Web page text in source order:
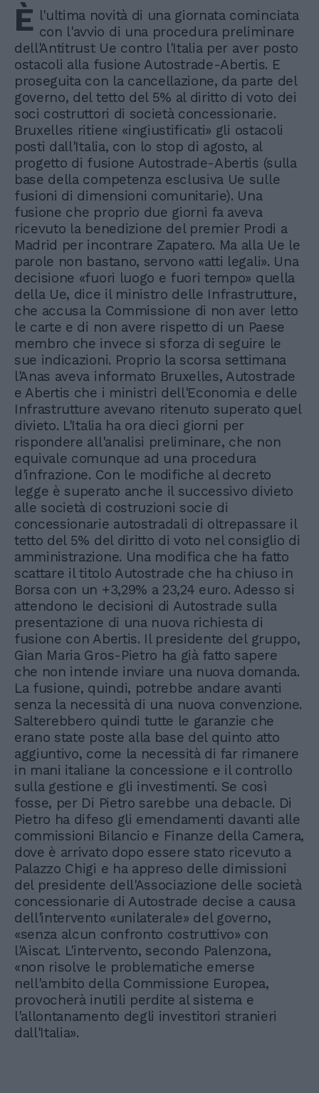
È l'ultima novità di una giornata cominciata
con l'avvio di una procedura preliminare
dell'Antitrust Ue contro l'Italia per aver posto
ostacoli alla fusione Autostrade-Abertis. E
proseguita con la cancellazione, da parte del
governo, del tetto del 5% al diritto di voto dei
soci costruttori di società concessionarie.
Bruxelles ritiene «ingiustificati» gli ostacoli
posti dall'Italia, con lo stop di agosto, al
progetto di fusione Autostrade-Abertis (sulla
base della competenza esclusiva Ue sulle
fusioni di dimensioni comunitarie). Una
fusione che proprio due giorni fa aveva
ricevuto la benedizione del premier Prodi a
Madrid per incontrare Zapatero. Ma alla Ue le
parole non bastano, servono «atti legali». Una
decisione «fuori luogo e fuori tempo» quella
della Ue, dice il ministro delle Infrastrutture,
che accusa la Commissione di non aver letto
le carte e di non avere rispetto di un Paese
membro che invece si sforza di seguire le
sue indicazioni. Proprio la scorsa settimana
l'Anas aveva informato Bruxelles, Autostrade
e Abertis che i ministri dell'Economia e delle
Infrastrutture avevano ritenuto superato quel
divieto. L'Italia ha ora dieci giorni per
rispondere all'analisi preliminare, che non
equivale comunque ad una procedura
d'infrazione. Con le modifiche al decreto
legge è superato anche il successivo divieto
alle società di costruzioni socie di
concessionarie autostradali di oltrepassare il
tetto del 5% del diritto di voto nel consiglio di
amministrazione. Una modifica che ha fatto
scattare il titolo Autostrade che ha chiuso in
Borsa con un +3,29% a 23,24 euro. Adesso si
attendono le decisioni di Autostrade sulla
presentazione di una nuova richiesta di
fusione con Abertis. Il presidente del gruppo,
Gian Maria Gros-Pietro ha già fatto sapere
che non intende inviare una nuova domanda.
La fusione, quindi, potrebbe andare avanti
senza la necessità di una nuova convenzione.
Salterebbero quindi tutte le garanzie che
erano state poste alla base del quinto atto
aggiuntivo, come la necessità di far rimanere
in mani italiane la concessione e il controllo
sulla gestione e gli investimenti. Se così
fosse, per Di Pietro sarebbe una debacle. Di
Pietro ha difeso gli emendamenti davanti alle
commissioni Bilancio e Finanze della Camera,
dove è arrivato dopo essere stato ricevuto a
Palazzo Chigi e ha appreso delle dimissioni
del presidente dell'Associazione delle società
concessionarie di Autostrade decise a causa
dell'intervento «unilaterale» del governo,
«senza alcun confronto costruttivo» con
l'Aiscat. L'intervento, secondo Palenzona,
«non risolve le problematiche emerse
nell'ambito della Commissione Europea,
provocherà inutili perdite al sistema e
l'allontanamento degli investitori stranieri
dall'Italia».